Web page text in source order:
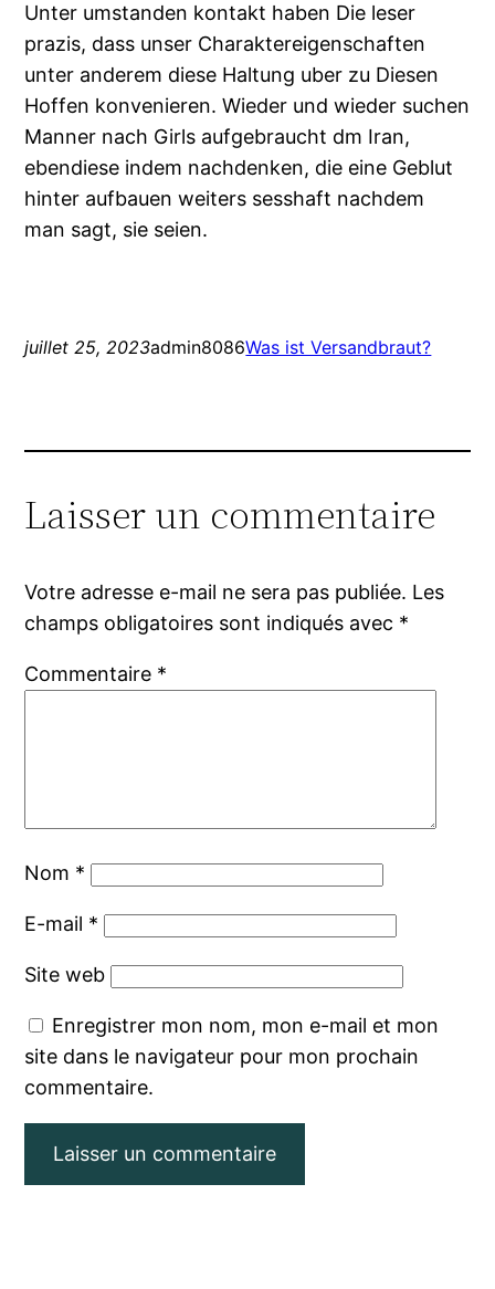
Unter umstanden kontakt haben Die leser
prazis, dass unser Charaktereigenschaften
unter anderem diese Haltung uber zu Diesen
Hoffen konvenieren. Wieder und wieder suchen
Manner nach Girls aufgebraucht dm Iran,
ebendiese indem nachdenken, die eine Geblut
hinter aufbauen weiters sesshaft nachdem
man sagt, sie seien.
juillet 25, 2023admin8086Was ist Versandbraut?
Laisser un commentaire
Votre adresse e-mail ne sera pas publiée. Les
champs obligatoires sont indiqués avec *
Commentaire *
Nom *
E-mail *
Site web
Enregistrer mon nom, mon e-mail et mon
site dans le navigateur pour mon prochain
commentaire.